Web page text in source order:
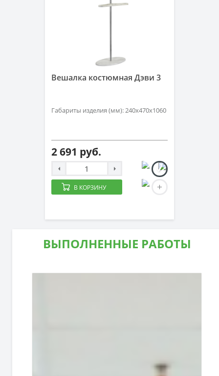
Вешалка костюмная Дэви 3
Габариты изделия (мм): 240х470х1060
2 691 руб.
В КОРЗИНУ
ВЫПОЛНЕННЫЕ РАБОТЫ